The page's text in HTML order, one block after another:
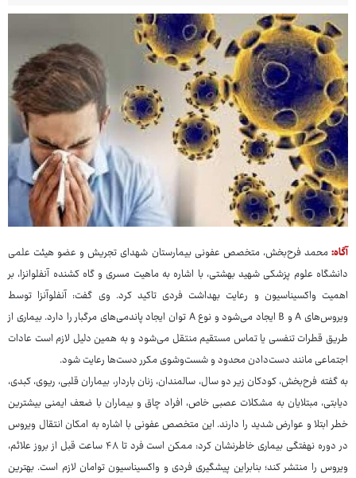
آگاه:محمد فرح‌بخش، متخصص عفونی بیمارستان شهدای تجریش و عضو هیئت علمی
دانشگاه علوم پزشکی شهید بهشتی، با اشاره به ماهیت مسری و گاه کشنده آنفلوانزا، بر
اهمیت واکسیناسیون و رعایت بهداشت فردی تاکید کرد. وی گفت: آنفلوآنزا توسط
ویروس‌های A و B ایجاد می‌شود و نوع A توان ایجاد پاندمی‌های مرگبار را دارد. بیماری از
طریق قطرات تنفسی یا تماس مستقیم منتقل می‌شود و به همین دلیل لازم است عادات
اجتماعی مانند دست‌دادن محدود و شست‌وشوی مکرر دست‌ها رعایت شود.
به گفته فرح‌بخش، کودکان زیر دو سال، سالمندان، زنان باردار، بیماران قلبی، ریوی، کبدی،
دیابتی، مبتلایان به مشکلات عصبی خاص، افراد چاق و بیماران با ضعف ایمنی بیشترین
خطر ابتلا و عوارض شدید را دارند. این متخصص عفونی با اشاره به امکان انتقال ویروس
در دوره نهفتگی بیماری خاطرنشان کرد: ممکن است فرد تا ۴۸ ساعت قبل از بروز علائم،
ویروس را منتشر کند؛ بنابراین پیشگیری فردی و واکسیناسیون توامان لازم است. بهترین